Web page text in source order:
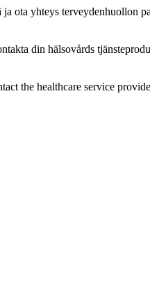
ota yhteys terveydenhuollon
din hälsovårds
the healthcare service